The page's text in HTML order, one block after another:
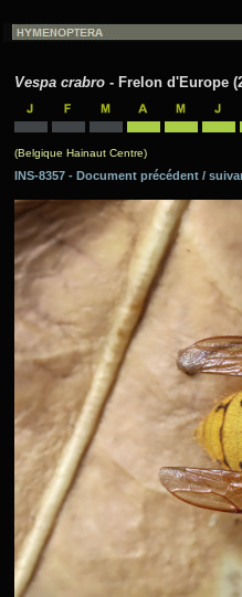
Vespa crabro - Frelon d'Europe
(Belgique Hainaut Centre)
INS-8357 - Document précédent /